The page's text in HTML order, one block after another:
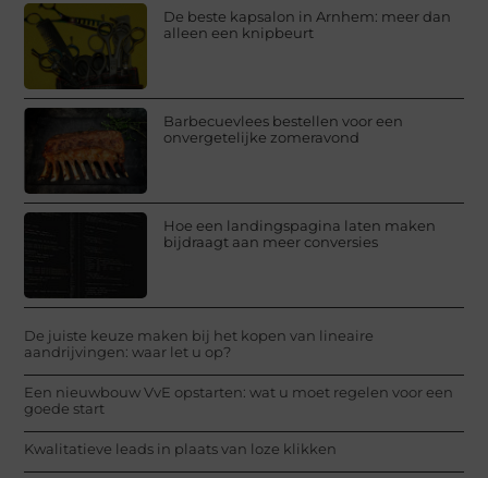
De beste kapsalon in Arnhem: meer dan
alleen een knipbeurt
Barbecuevlees bestellen voor een
onvergetelijke zomeravond
Hoe een landingspagina laten maken
bijdraagt aan meer conversies
De juiste keuze maken bij het kopen van lineaire
aandrijvingen: waar let u op?
Een nieuwbouw VvE opstarten: wat u moet regelen voor een
goede start
Kwalitatieve leads in plaats van loze klikken